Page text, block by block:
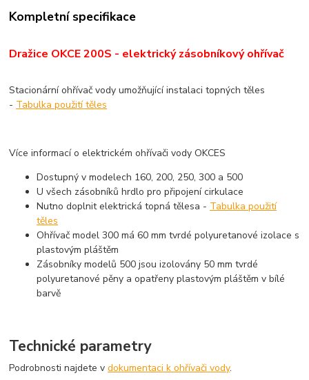
Kompletní specifikace
Dražice OKCE 200S - elektrický zásobníkový ohřívač
Stacionární ohřívač vody umožňující instalaci topných těles
- Tabulka použití těles
Více informací o elektrickém ohřívači vodyOKCES
Dostupný v modelech 160, 200, 250,300 a 500
U všech zásobníků hrdlo pro připojení cirkulace
Nutno doplnit elektrická topná tělesa - Tabulka použití
těles
Ohřívač model300 má 60 mm tvrdé polyuretanové izolace s
plastovým pláštěm
Zásobníky modelů 500 jsou izolovány 50 mm tvrdé
polyuretanové pěny a opatřeny plastovým pláštěm v bílé
barvě
Technické parametry
Podrobnosti najdete vdokumentaci k ohřívači vody.